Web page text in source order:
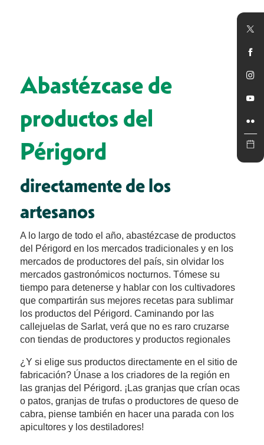
Abastézcase de
productos del
Périgord
directamente de los
artesanos
A lo largo de todo el año, abastézcase de productos
del Périgord en los mercados tradicionales y en los
mercados de productores del país, sin olvidar los
mercados gastronómicos nocturnos. Tómese su
tiempo para detenerse y hablar con los cultivadores
que compartirán sus mejores recetas para sublimar
los productos del Périgord. Caminando por las
callejuelas de Sarlat, verá que no es raro cruzarse
con tiendas de productores y productos regionales
¿Y si elige sus productos directamente en el sitio de
fabricación? Únase a los criadores de la región en
las granjas del Périgord. ¡ Las granjas que crían ocas
o patos, granjas de trufas o productores de queso de
cabra, piense también en hacer una parada con los
apicultores y los destiladores!